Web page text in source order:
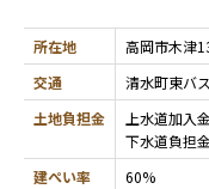
所在地
高岡市木津
交通
清水町東バ
土地負担金
上水道加入
下水道負担
建ぺい率
60%